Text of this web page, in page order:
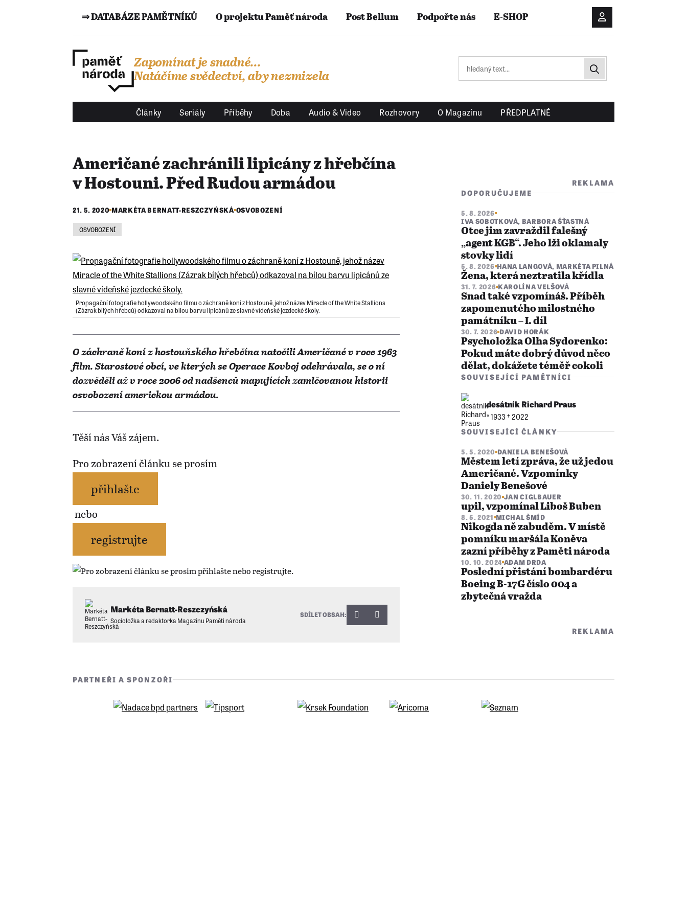
⇒ DATABÁZE PAMĚTNÍKŮ O projektu Paměť národa Post Bellum Podpořte nás E-SHOP
Přihlášení/
Zapomínat je snadné...
Natáčíme svědectví, aby nezmizela
Články Seriály Příběhy Doba Audio & Video Rozhovory O Magazínu PŘEDPLATNÉ
Američané zachránili lipicány z hřebčína
v Hostouni. Před Rudou armádou
21. 5. 2020 MARKÉTA BERNATT-RESZCZYŃSKÁ OSVOBOZENÍ
OSVOBOZENÍ
Propagační fotografie hollywoodského filmu o záchraně koní z Hostouně, jehož název Miracle of the White Stallions
(Zázrak bílých hřebců) odkazoval na bílou barvu lipicánů ze slavné vídeňské jezdecké školy.
O záchraně koní z hostouňského hřebčína natočili Američané v roce 1963
film. Starostové obcí, ve kterých se Operace Kovboj odehrávala, se o ní
dozvěděli až v roce 2006 od nadšenců mapujících zamlčovanou historii
osvobození americkou armádou.
Těší nás Váš zájem.
Pro zobrazení článku se prosím
přihlašte
nebo
registrujte
Markéta Bernatt-Reszczyńská
Socioložka a redaktorka Magazínu Paměti národa
SDÍLET OBSAH:
REKLAMA
DOPORUČUJEME
5. 8. 2026
IVA SOBOTKOVÁ, BARBORA ŠŤASTNÁ
Otce jim zavraždil falešný
„agent KGB“. Jeho lži oklamaly
stovky lidí
5. 8. 2026 HANA LANGOVÁ, MARKÉTA PILNÁ
Žena, která neztratila křídla
31. 7. 2026 KAROLÍNA VELŠOVÁ
Snad také vzpomínáš. Příběh
zapomenutého milostného
památníku – I. díl
30. 7. 2026 DAVID HORÁK
Psycholožka Olha Sydorenko:
Pokud máte dobrý důvod něco
dělat, dokážete téměř cokoli
SOUVISEJÍCÍ PAMĚTNÍCI
desátník Richard Praus
* 1933 †︎ 2022
SOUVISEJÍCÍ ČLÁNKY
5. 5. 2020 DANIELA BENEŠOVÁ
Městem letí zpráva, že už jedou
Američané. Vzpomínky
Daniely Benešové
30. 11. 2020 JAN CIGLBAUER
upil, vzpomínal Liboš Buben
8. 5. 2021 MICHAL ŠMÍD
Nikogda ně zabuděm. V místě
pomníku maršála Koněva
zazní příběhy z Paměti národa
10. 10. 2024 ADAM DRDA
Poslední přistání bombardéru
Boeing B-17G číslo 004 a
zbytečná vražda
REKLAMA
PARTNEŘI A SPONZOŘI